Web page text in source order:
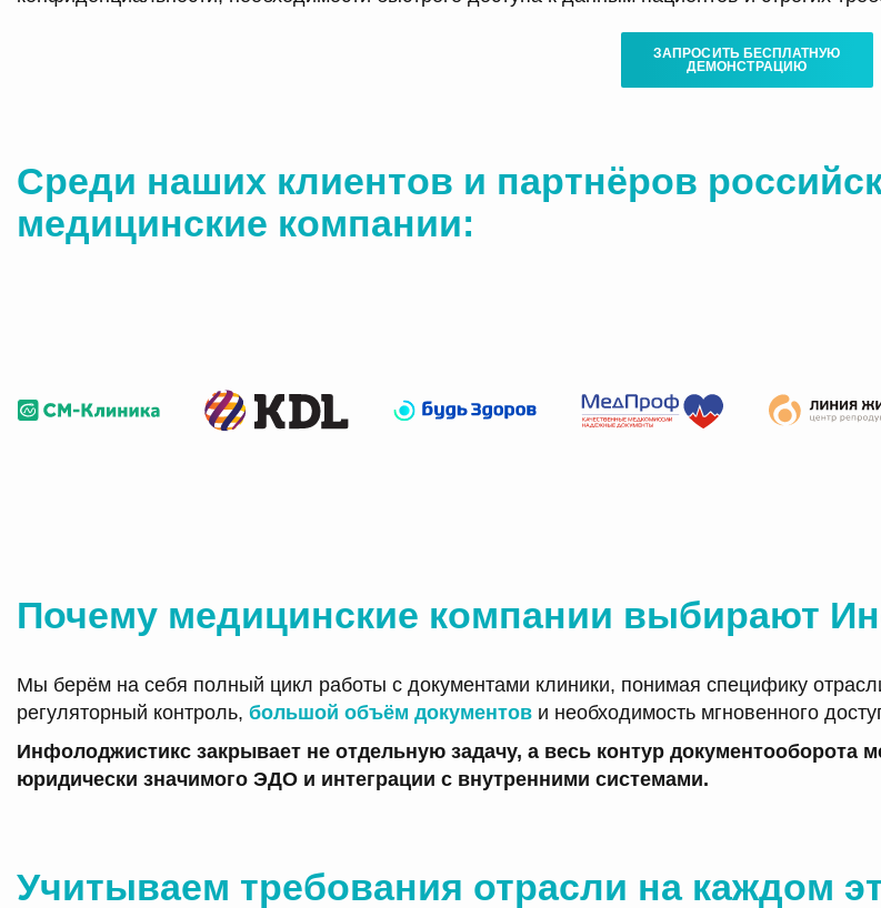
ЗАПРОСИТЬ БЕСПЛАТНУЮ
ДЕМОНСТРАЦИЮ
Среди наших клиентов и партнёров
медицинские компании:
Почему медицинские компании выбирают
Мы берём на себя полный цикл работы с документами клиники, понимая специфику
регуляторный контроль, большой объём документов и необходимость мгновенного
Инфолоджистикс закрывает не отдельную задачу, а весь контур документооборота
юридически значимого ЭДО и интеграции с внутренними системами.
Учитываем требования отрасли на каждом